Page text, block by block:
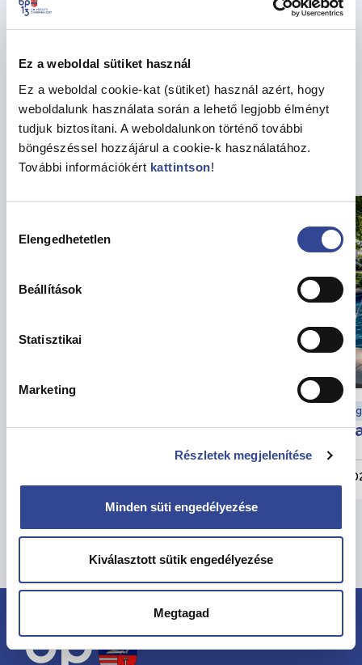
Ez a weboldal sütiket használ
Ez a weboldal cookie-kat (sütiket) használ azért, hogy
weboldalunk használata során a lehető legjobb élményt
tudjuk biztosítani. A weboldalunkon történő további
böngészéssel hozzájárul a cookie-k használatához.
További információkért kattintson!
kiválasztása
Elengedhetetlen
Beállítások
Statisztikai
Marketing
Részletek megjelenítése
Minden süti engedélyezése
Kiválasztott sütik engedélyezése
Megtagad
Vissza az Hírekhez
Kapcsolódó hírek
Változik a munkarend
Összes hír megtekintése